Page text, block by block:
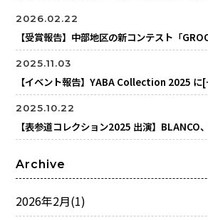
2026.02.22
【受賞報告】中部地区の新コンテスト「
2025.11.03
【イベント報告】YABA Collection 2025
2025.10.22
【表参道コレクション2025 出演】
Archive
2026年2月(1)